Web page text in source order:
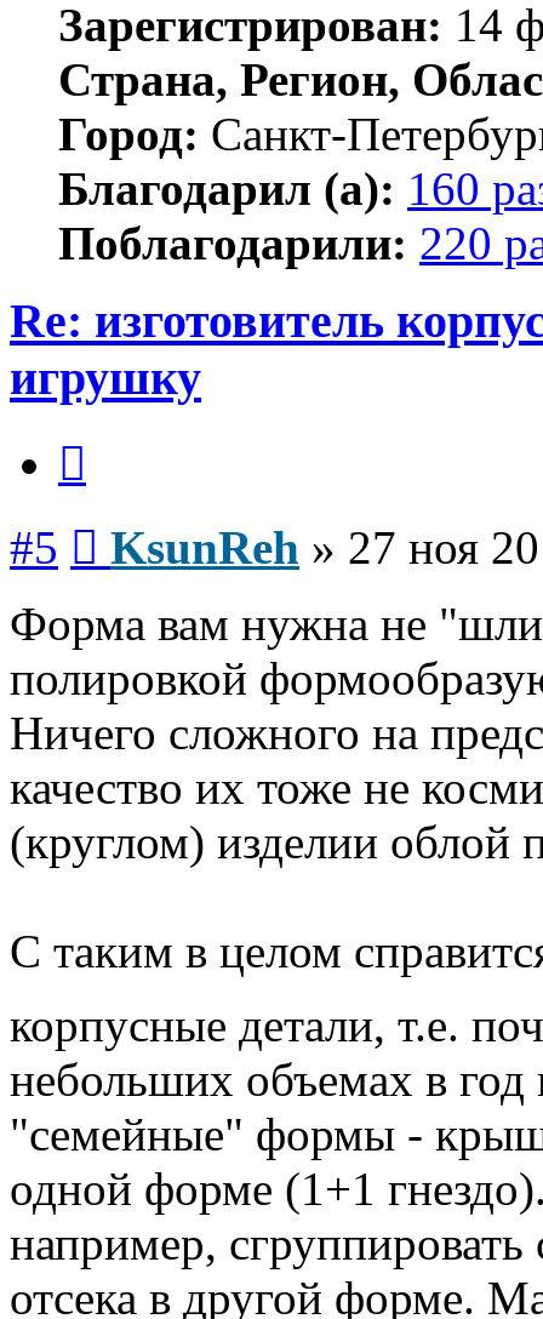
Зарегистрирован: 14
Страна, Регион,
Город: Санкт-
Благодарил (а): 160
Поблагодарили: 220
Re: изготовитель
игрушку
#5 KsunReh » 27 ноя
Форма вам нужна не
полировкой
Ничего сложного на
качество их тоже не
(круглом) изделии облой
С таким в целом
корпусные детали, т.е.
небольших объемах в год
"семейные" формы -
одной форме (1+1
например,
отсека в другой форме.